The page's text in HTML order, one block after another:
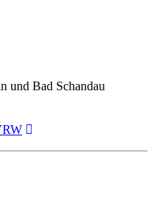
und Bad Schandau